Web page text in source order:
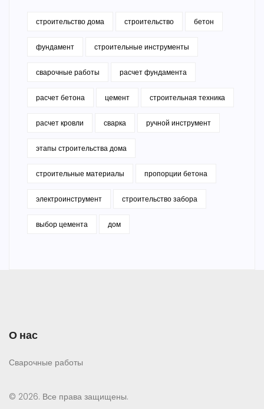
строительство дома строительство бетон
фундамент строительные инструменты
сварочные работы расчет фундамента
расчет бетона цемент строительная техника
расчет кровли сварка ручной инструмент
этапы строительства дома
строительные материалы пропорции бетона
электроинструмент строительство забора
выбор цемента дом
О нас
Сварочные работы
© 2026. Все права защищены.